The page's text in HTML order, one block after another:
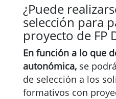
¿Puede
selección para
proyecto de FP
En función a lo que
autonómica, se
de selección a los
formativos con